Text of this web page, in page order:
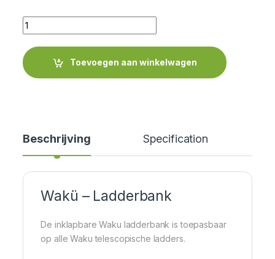
Quantity
Toevoegen aan winkelwagen
Beschrijving Specification
Wakü – Ladderbank
De inklapbare Waku ladderbank is toepasbaar
op alle Waku telescopische ladders.